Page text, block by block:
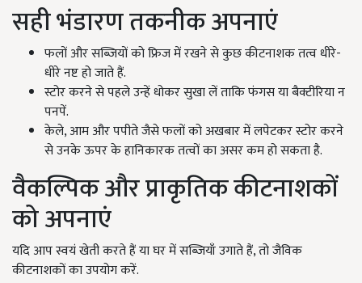
सही भंडारण तकनीक अपनाएं
फलों और सब्जियों को फ्रिज में रखने से कुछ कीटनाशक तत्व धीरे-
धीरे नष्ट हो जाते हैं.
स्टोर करने से पहले उन्हें धोकर सुखा लें ताकि फंगस या बैक्टीरिया न
पनपें.
केले, आम और पपीते जैसे फलों को अखबार में लपेटकर स्टोर करने
से उनके ऊपर के हानिकारक तत्वों का असर कम हो सकता है.
वैकल्पिक और प्राकृतिक कीटनाशकों
को अपनाएं
यदि आप स्वयं खेती करते हैं या घर में सब्जियाँ उगाते हैं, तो जैविक
कीटनाशकों का उपयोग करें.